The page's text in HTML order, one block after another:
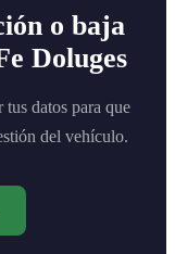
o baja
Doluges
datos para que
del vehículo.